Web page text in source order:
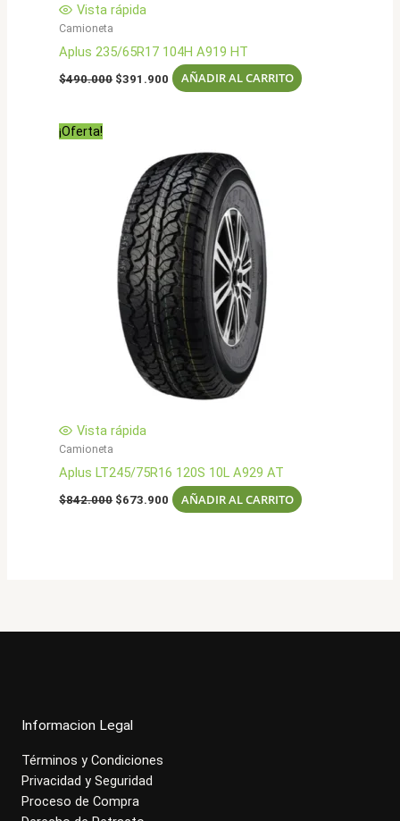
Vista rápida
Camioneta
Aplus 235/65R17 104H A919 HT
$490.000 El
$391.900 El
precio
AÑADIR AL CARRITO
¡Oferta!
Vista rápida
Camioneta
Aplus LT245/75R16 120S 10L A929 AT
$842.000 El
$673.900 El
precio
AÑADIR AL CARRITO
Informacion Legal
Términos y Condiciones
Privacidad y Seguridad
Proceso de Compra